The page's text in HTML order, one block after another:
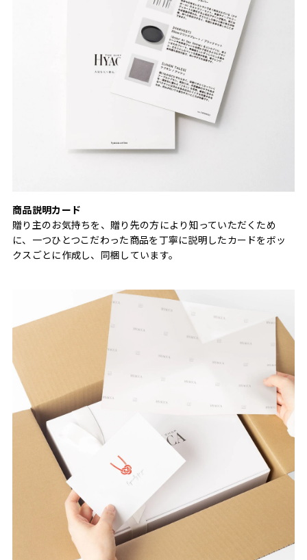
商品説明カード
贈り主のお気持ちを、贈り先の方により知っていただくため
に、一つひとつこだわった商品を丁寧に説明したカードをボッ
クスごとに作成し、同梱しています。